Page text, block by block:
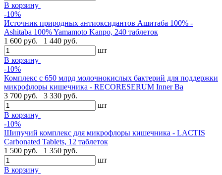
В корзину
-10%
Источник природных антиоксидантов Ашитаба 100% -
Ashitaba 100% Yamamoto Kanpo, 240 таблеток
1 600 руб.
1 440 руб.
шт
В корзину
-10%
Комплекс с 650 млрд молочнокислых бактерий для поддержки
микрофлоры кишечника - RECORESERUM Inner Ba
3 700 руб.
3 330 руб.
шт
В корзину
-10%
Шипучий комплекс для микрофлоры кишечника - LACTIS
Carbonated Tablets, 12 таблеток
1 500 руб.
1 350 руб.
шт
В корзину